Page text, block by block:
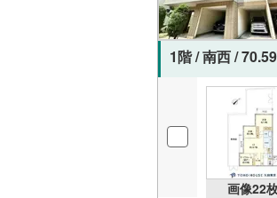
1階 / 南西 /
画像22